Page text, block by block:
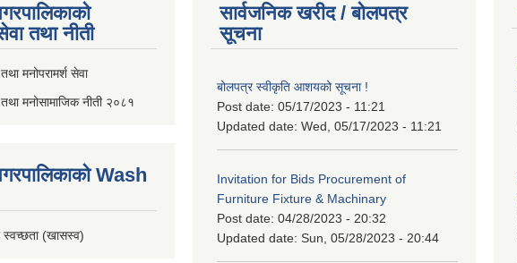
तथा नीती
मनोपरामर्श सेवा
मनोसामाजिक नीती २०८१
Wash
स्वच्छता (खासस्व)
सार्वजनिक खरीद / बोलपत्र
सूचना
बोलपत्र स्वीकृति आशयको सूचना !
Post date: 05/17/2023 - 11:21
Updated date: Wed, 05/17/2023 - 11:21
Invitation for Bids Procurement of
Furniture Fixture & Machinary
Post date: 04/28/2023 - 20:32
Updated date: Sun, 05/28/2023 - 20:44